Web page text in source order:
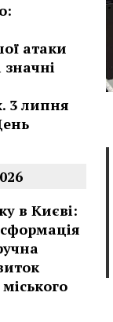
атаки
значні
3 липня
в Києві: